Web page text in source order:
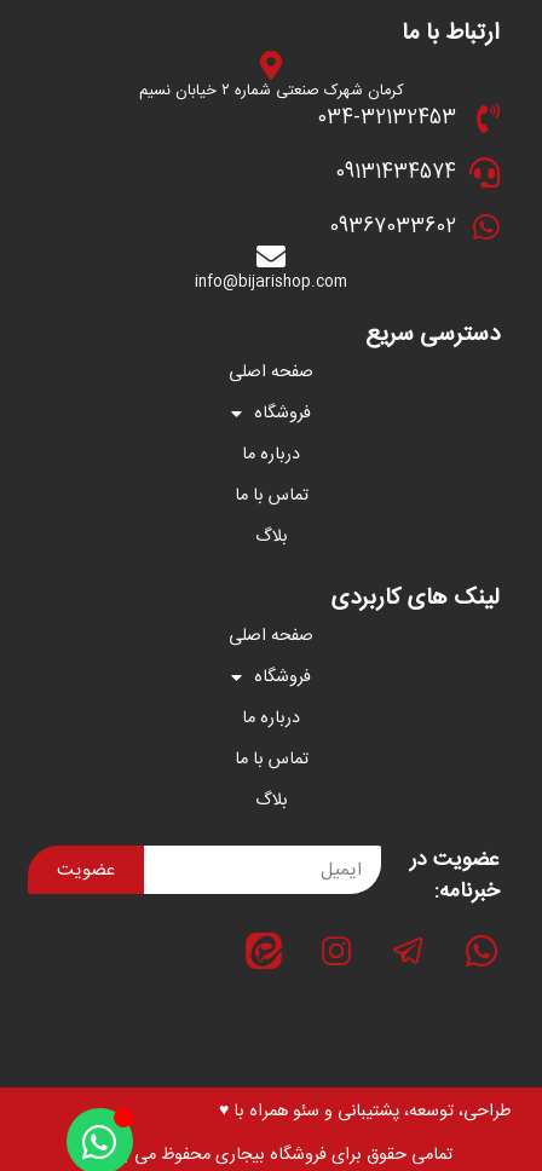
ارتباط با ما
کرمان شهرک صنعتی شماره ۲ خیابان نسیم
034-32132453
09131434574
09367033602
info@bijarishop.com
دسترسی سریع
صفحه اصلی
فروشگاه
درباره ما
تماس با ما
بلاگ
لینک های کاربردی
صفحه اصلی
فروشگاه
درباره ما
تماس با ما
بلاگ
عضویت در
خبرنامه:
عضویت
طراحی، توسعه، پشتیبانی و سئو همراه با ♥
تمامی حقوق برای فروشگاه بیجاری محفوظ می باشد.